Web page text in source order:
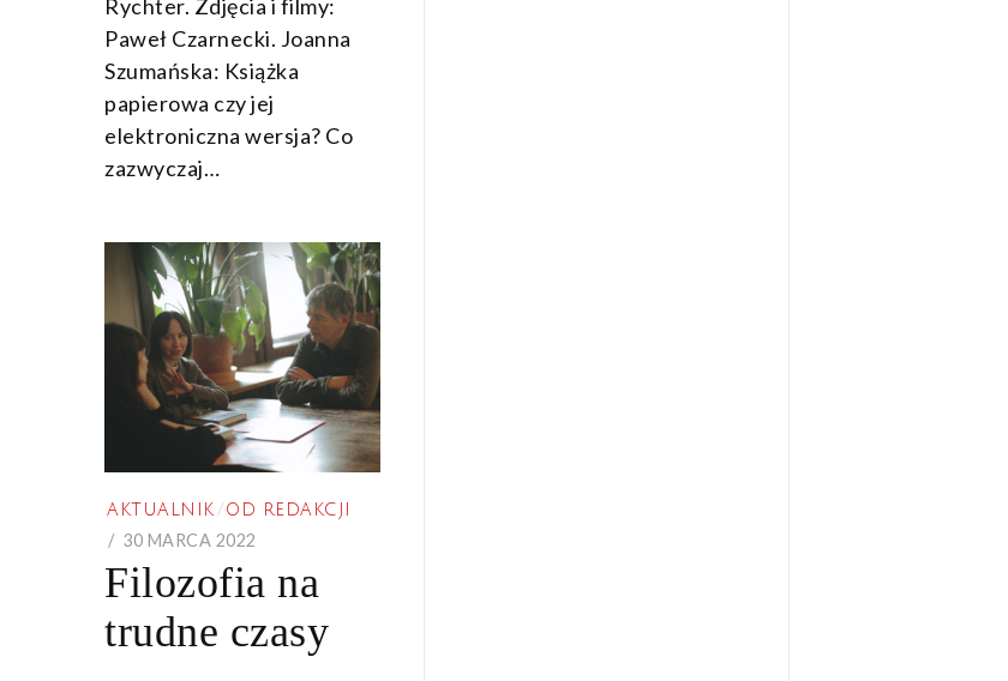
Rychter. Zdjęcia i filmy:
Paweł Czarnecki. Joanna
Szumańska: Książka
papierowa czy jej
elektroniczna wersja? Co
zazwyczaj…
AKTUALNIK / OD REDAKCJI
POSTED
ON
30 MARCA 2022
2022
Filozofia na
trudne czasy